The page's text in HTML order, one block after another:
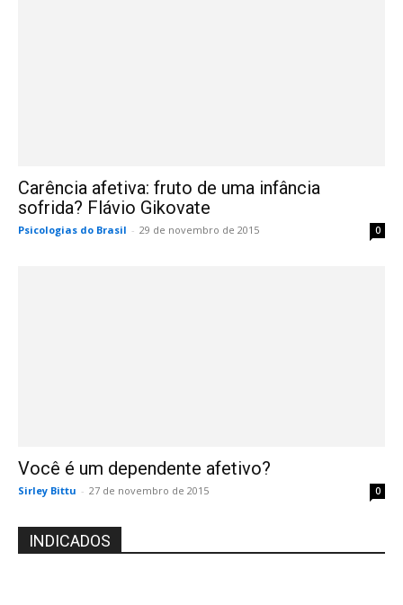
Carência afetiva: fruto de uma infância
sofrida? Flávio Gikovate
Psicologias do Brasil - 29 de novembro de 2015 0
Você é um dependente afetivo?
Sirley Bittu - 27 de novembro de 2015 0
INDICADOS